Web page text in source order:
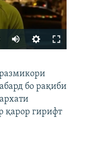
480p
360p
480pбо рақиби
қарор гирифт